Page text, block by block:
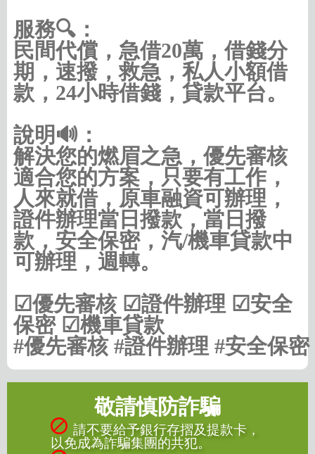
服務🔍：
民間代償，急借20萬，借錢分
期，速撥，救急，私人小額借
款，24小時借錢，貸款平台。
說明🔊：
解決您的燃眉之急，優先審核
適合您的方案，只要有工作，
人來就借，原車融資可辦理，
證件辦理當日撥款，當日撥
款，安全保密，汽/機車貸款中
可辦理，週轉。
☑優先審核 ☑證件辦理 ☑安全
保密 ☑機車貸款
#優先審核 #證件辦理 #安全保
敬請慎防詐騙
請不要給予銀行存摺及提款卡，
以免成為詐騙集團的共犯。